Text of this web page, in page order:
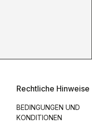
Rechtliche Hinweise
BEDINGUNGEN UND
KONDITIONEN